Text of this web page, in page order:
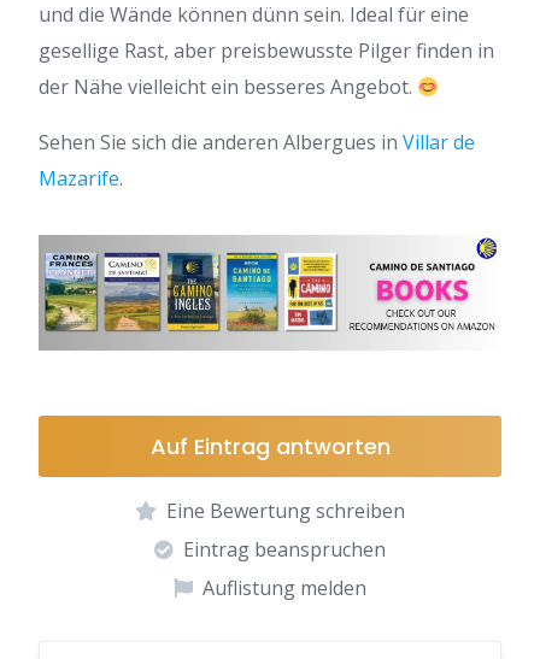
und die Wände können dünn sein. Ideal für eine
gesellige Rast, aber preisbewusste Pilger finden in
der Nähe vielleicht ein besseres Angebot.
Sehen Sie sich die anderen Albergues in Villar de
Mazarife.
Auf Eintrag antworten
Eine Bewertung schreiben
Eintrag beanspruchen
Auflistung melden